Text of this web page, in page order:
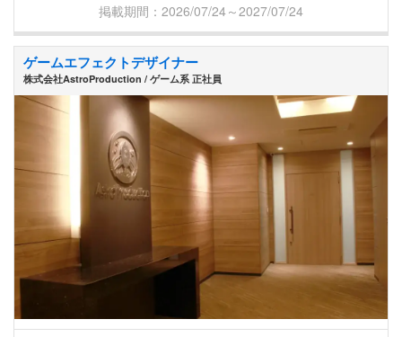
掲載期間：2026/07/24～2027/07/24
ゲームエフェクトデザイナー
株式会社AstroProduction / ゲーム系 正社員